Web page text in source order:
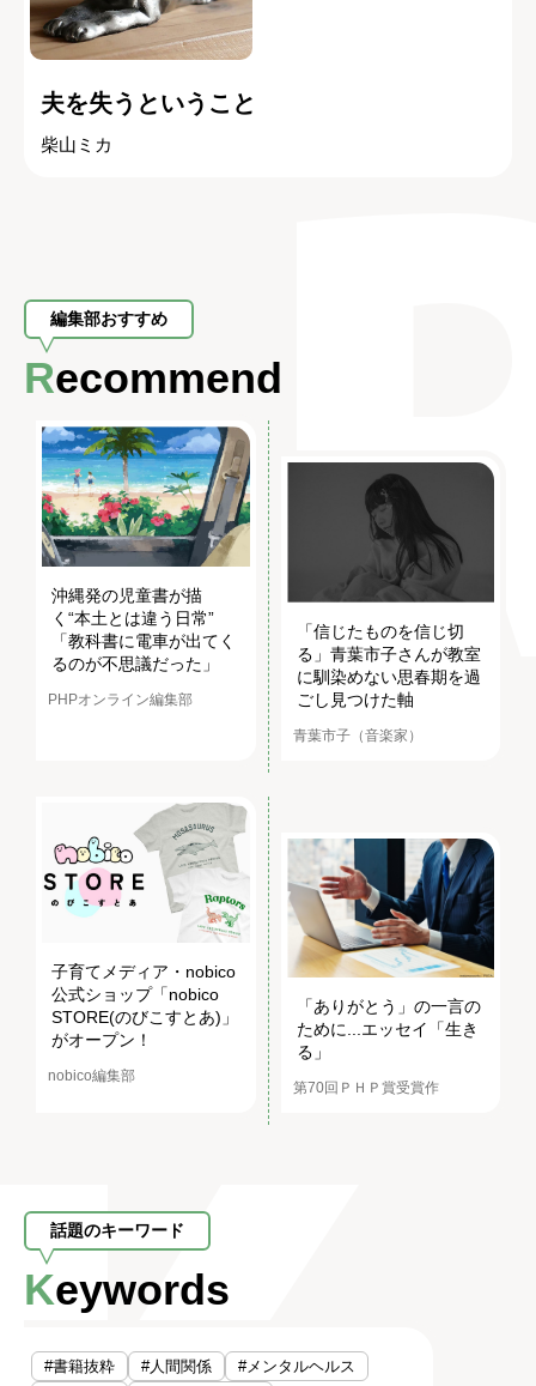
夫を失うということ
柴山ミカ
編集部おすすめ
Recommend
沖縄発の児童書が描
く“本土とは違う日常”
「教科書に電車が出てく
るのが不思議だった」
PHPオンライン編集部
「信じたものを信じ切
る」青葉市子さんが教室
に馴染めない思春期を過
ごし見つけた軸
青葉市子（音楽家）
子育てメディア・nobico
公式ショップ「nobico
STORE(のびこすとあ)」
がオープン！
nobico編集部
「ありがとう」の一言の
ために...エッセイ「生き
る」
第70回ＰＨＰ賞受賞作
話題のキーワード
Keywords
#書籍抜粋 #人間関係
#メンタルヘルス